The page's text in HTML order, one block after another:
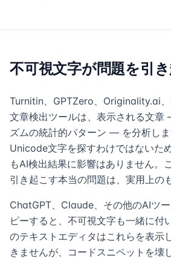
不可視文字が問題を引
Turnitin、GPTZero、Originality.ai
文章検出ツールは、表示される文章
ズムの統計的パターン — を分析し
Unicode文字を探すわけではないた
もAI検出結果に影響はありません。
引き起こす本当の問題は、実用上の
ChatGPT、Claude、その他のAIツ
ピーすると、不可視文字も一緒に付
のテキストエディタはこれらを表示
きませんが、コードスニペットを壊